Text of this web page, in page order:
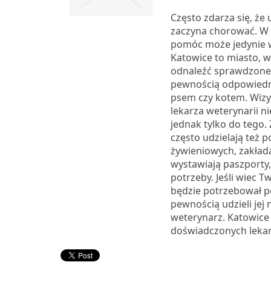
Często zdarza się,
zaczyna chorować.
pomóc może jedynie
Katowice to miasto,
odnaleźć
pewnością
psem czy kotem.
lekarza weterynarii
jednak tylko do tego.
często udzielają też
żywieniowych,
wystawiają
potrzeby. Jeśli wiec
będzie potrzebował
pewnością udzieli jej
weterynarz.
doświadczonych